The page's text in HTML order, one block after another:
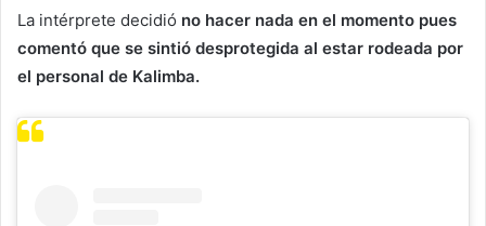
La intérprete decidió no hacer nada en el momento pues
comentó que se sintió desprotegida al estar rodeada por
el personal de Kalimba.